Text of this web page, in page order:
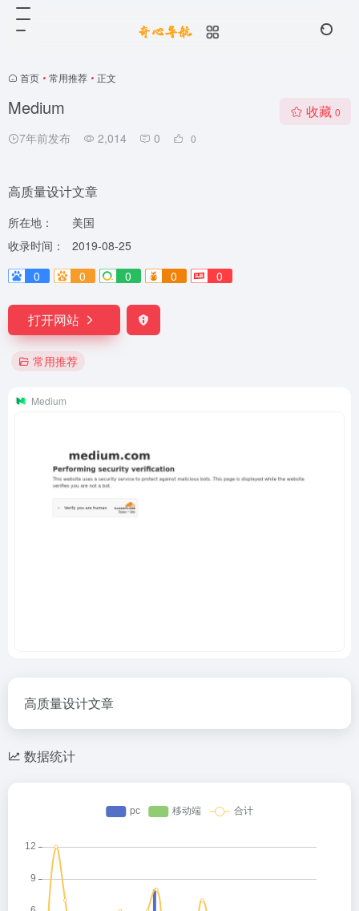
首页 • 常用推荐 • 正文
Medium
7年前发布 2,014 0 0
收藏 0
高质量设计文章
所在地：
美国
收录时间：
2019-08-25
0
0 0 0 0
打开网站
常用推荐
Medium
高质量设计文章
数据统计